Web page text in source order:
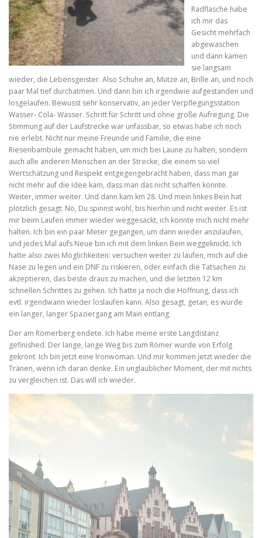
Radflasche habe
ich mir das
Gesicht mehrfach
abgewaschen
und dann kamen
sie langsam
wieder, die Lebensgeister. Also Schuhe an, Mütze an, Brille an, und noch
paar Mal tief durchatmen. Und dann bin ich irgendwie aufgestanden und
losgelaufen. Bewusst sehr konservativ, an jeder Verpflegungsstation
Wasser- Cola- Wasser. Schritt für Schritt und ohne große Aufregung. Die
Stimmung auf der Laufstrecke war unfassbar, so etwas habe ich noch
nie erlebt. Nicht nur meine Freunde und Familie, die eine
Riesenbambule gemacht haben, um mich bei Laune zu halten, sondern
auch alle anderen Menschen an der Strecke, die einem so viel
Wertschätzung und Respekt entgegengebracht haben, dass man gar
nicht mehr auf die Idee kam, dass man das nicht schaffen könnte.
Weiter, immer weiter. Und dann kam km 28. Und mein linkes Bein hat
plötzlich gesagt: Nö, Du spinnst wohl, bis hierhin und nicht weiter. Es ist
mir beim Laufen immer wieder weggesackt, ich konnte mich nicht mehr
halten. Ich bin ein paar Meter gegangen, um dann wieder anzulaufen,
und jedes Mal aufs Neue bin ich mit dem linken Bein weggeknickt. Ich
hatte also zwei Möglichkeiten: versuchen weiter zu laufen, mich auf die
Nase zu legen und ein DNF zu riskieren, oder einfach die Tatsachen zu
akzeptieren, das beste draus zu machen, und die letzten 12 km
schnellen Schrittes zu gehen. Ich hatte ja noch die Hoffnung, dass ich
evtl. irgendwann wieder loslaufen kann. Also gesagt, getan, es wurde
ein langer, langer Spaziergang am Main entlang.
Der am Römerberg endete. Ich habe meine erste Langdistanz
gefinished. Der lange, lange Weg bis zum Römer wurde von Erfolg
gekrönt. Ich bin jetzt eine Ironwoman. Und mir kommen jetzt wieder die
Tränen, wenn ich daran denke. Ein unglaublicher Moment, der mit nichts
zu vergleichen ist. Das will ich wieder.